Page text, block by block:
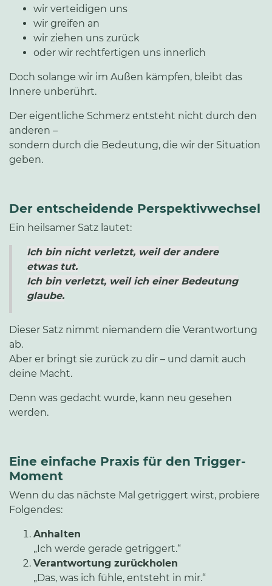
wir verteidigen uns
wir greifen an
wir ziehen uns zurück
oder wir rechtfertigen uns innerlich
Doch solange wir im Außen kämpfen, bleibt das
Innere unberührt.
Der eigentliche Schmerz entsteht nicht durch den
anderen –
sondern durch die Bedeutung, die wir der Situation
geben.
Der entscheidende Perspektivwechsel
Ein heilsamer Satz lautet:
Ich bin nicht verletzt, weil der andere
etwas tut.
Ich bin verletzt, weil ich einer Bedeutung
glaube.
Dieser Satz nimmt niemandem die Verantwortung
ab.
Aber er bringt sie zurück zu dir – und damit auch
deine Macht.
Denn was gedacht wurde, kann neu gesehen
werden.
Eine einfache Praxis für den Trigger-
Moment
Wenn du das nächste Mal getriggert wirst, probiere
Folgendes:
Anhalten
„Ich werde gerade getriggert.“
Verantwortung zurückholen
„Das, was ich fühle, entsteht in mir.“